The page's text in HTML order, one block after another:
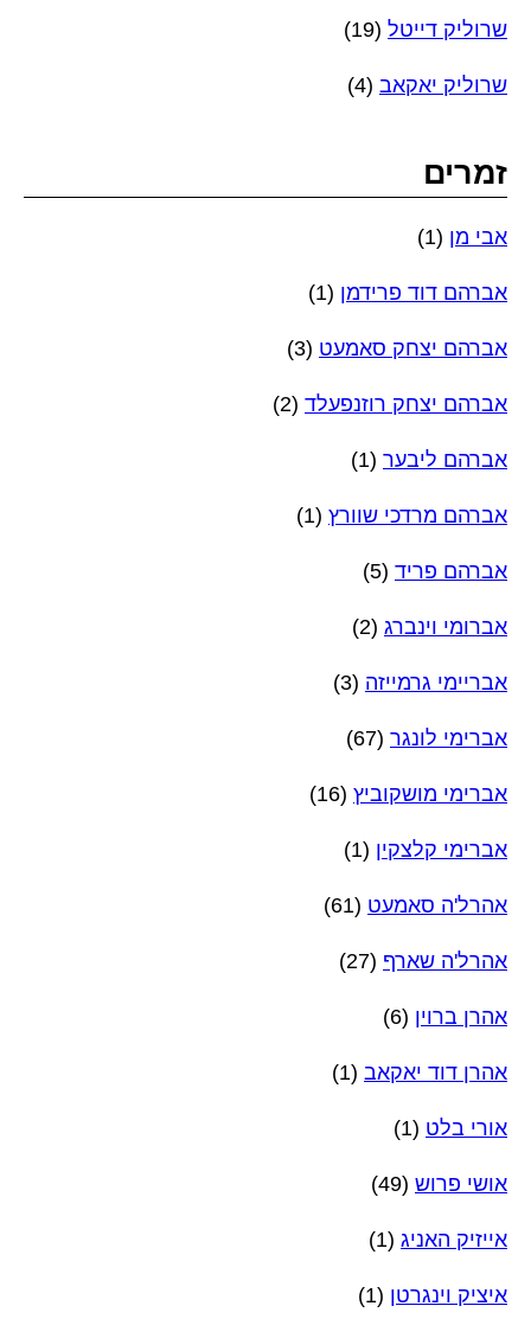
שרוליק דייטל (19)
שרוליק יאקאב (4)
זמרים
אבי מן (1)
אברהם דוד פרידמן (1)
אברהם יצחק סאמעט (3)
אברהם יצחק רוזנפעלד (2)
אברהם ליבער (1)
אברהם מרדכי שוורץ (1)
אברהם פריד (5)
אברומי וינברג (2)
אבריימי גרמייזה (3)
אברימי לונגר (67)
אברימי מושקוביץ (16)
אברימי קלצקין (1)
אהרל'ה סאמעט (61)
אהרל'ה שארף (27)
אהרן ברוין (6)
אהרן דוד יאקאב (1)
אורי בלט (1)
אושי פרוש (49)
אייזיק האניג (1)
איציק וינגרטן (1)